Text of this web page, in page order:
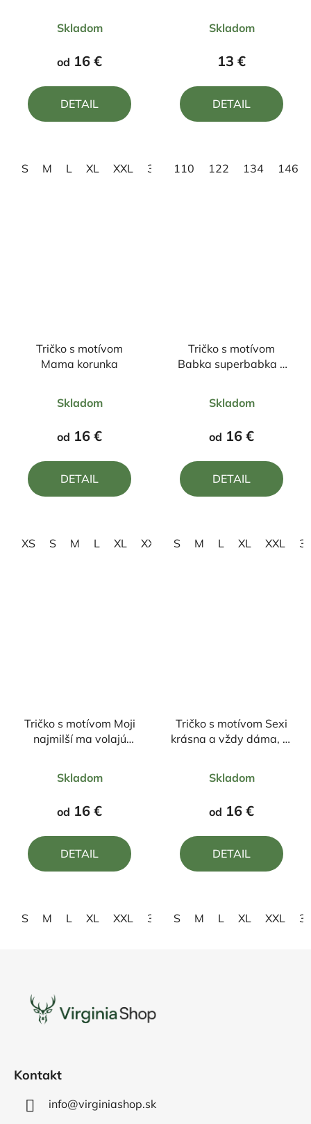
hodnotenie
produktu
z
Skladom
od 16 €
DETAIL
S M L XL XXL 3XL
hodnotenie
produktu
z
Skladom
13 €
DETAIL
110 122 134 146
Tričko s motívom
Mama korunka
hodnotenie
produktu
z
Skladom
od 16 €
DETAIL
XS S M L XL XXL 3XL
Tričko s motívom
Babka superbabka v
hodnotenie
produktu
z
Skladom
od 16 €
DETAIL
S M L XL XXL
Tričko s motívom Moji
najmilší ma volajú
hodnotenie
produktu
5,0
z
Skladom
od 16 €
DETAIL
S M L XL XXL 3XL
Tričko s motívom Sexi
krásna a vždy dáma, aj
hodnotenie
produktu
5,0
z
Skladom
od 16 €
DETAIL
S M L XL XXL
Kontakt
info@virginiashop.sk